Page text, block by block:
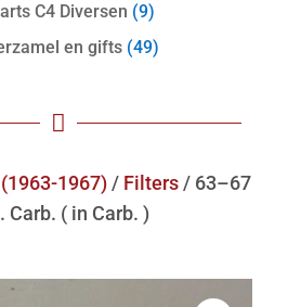
C4 Diversen (9)
en gifts (49)

1967)/ Filters/ 63–67
Carb. ( in Carb. )